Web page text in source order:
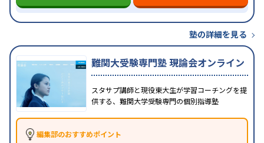
塾の詳細を見る
難関大受験専門塾 現論会オンライン
スタサプ講師と現役東大生が学習コーチングを提
供する、難関大学受験専門の個別指導塾
編集部のおすすめポイント